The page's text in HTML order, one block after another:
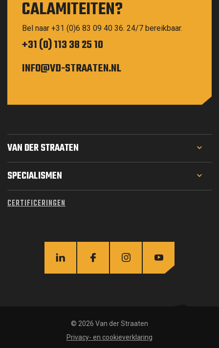
CALAMITEITEN?
Bel naar +31 (0)6 83 09 40 36. 24/7 bereikbaar.
+31 (0) 113 38 25 10
INFO@VD-STRAATEN.NL
VAN DER STRAATEN
PROJECTEN
OVER ONS
SPECIALISMEN
GEOTECHNIEK
WATERBOUW
CERTIFICERINGEN
© 2026 Van der Straaten
Privacy- en cookieverklaring